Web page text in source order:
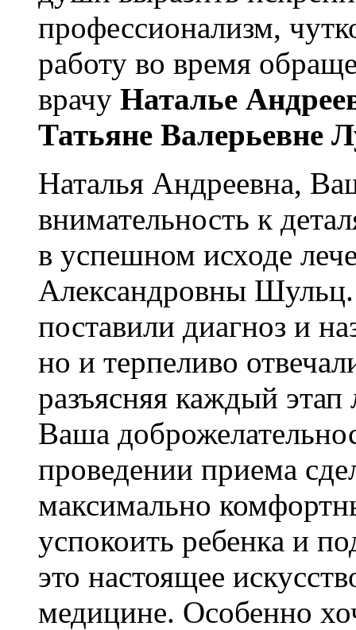
профессионализм,
работу во время
врачу Наталье
Татьяне Валерьевне
Наталья Андреевна,
внимательность к
в успешном исходе
Александровны
поставили диагноз и
но и терпеливо
разъясняя каждый этап
Ваша
проведении приема
максимально
успокоить ребенка и
это настоящее
медицине. Особенно